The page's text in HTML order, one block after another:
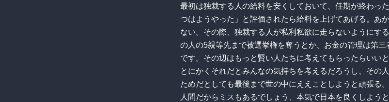
最初は独裁する人の給料を安くしておいて、任期が終わっ
つはようやった」と評価されたら給料を上げてあげる。あ
ない。その際、独裁する人が私利私欲に走らないようにす
の人の5親等先まで被選挙権を奪うとか、お金の管理は第
です。その辺はもっと賢い人たちに考えてもらったらいいと
とにかくそれだとみんなの気持ちを考えるだろうし、その
ためだとしても最後まで世の中にええことしようと頑張る。
人間だからミスもあるでしょう、本気で日本を良くしよう